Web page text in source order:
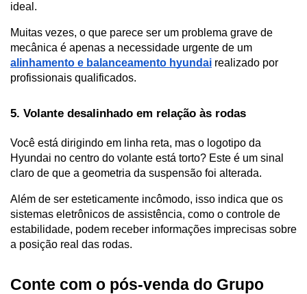
ideal.
Muitas vezes, o que parece ser um problema grave de
alinhamento e balanceamento hyundai realizado por
profissionais qualificados.
5. Volante desalinhado em relação às rodas
Você está dirigindo em linha reta, mas o logotipo da
Hyundai no centro do volante está torto? Este é um sinal
claro de que a geometria da suspensão foi alterada.
Além de ser esteticamente incômodo, isso indica que os
sistemas eletrônicos de assistência, como o controle de
estabilidade, podem receber informações imprecisas sobre
a posição real das rodas.
Conte com o pós-venda do Grupo